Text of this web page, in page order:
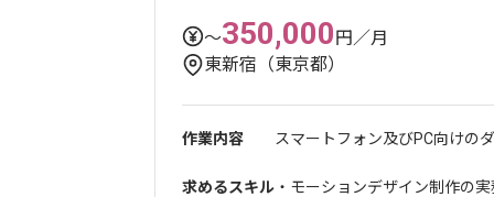
〜350,000円／月
東新宿（東京都）
作業内容 スマートフォン及びPC向けの
求めるスキル ・モーションデザイン制作の